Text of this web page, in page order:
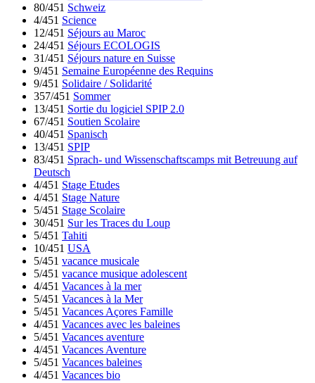
80/451 Schweiz
4/451 Science
12/451 Séjours au Maroc
24/451 Séjours ECOLOGIS
31/451 Séjours nature en Suisse
9/451 Semaine Européenne des Requins
9/451 Solidaire / Solidarité
357/451 Sommer
13/451 Sortie du logiciel SPIP 2.0
67/451 Soutien Scolaire
40/451 Spanisch
13/451 SPIP
83/451 Sprach- und Wissenschaftscamps mit Betreuung auf
Deutsch
4/451 Stage Etudes
4/451 Stage Nature
5/451 Stage Scolaire
30/451 Sur les Traces du Loup
5/451 Tahiti
10/451 USA
5/451 vacance musicale
5/451 vacance musique adolescent
4/451 Vacances à la mer
5/451 Vacances à la Mer
5/451 Vacances Açores Famille
4/451 Vacances avec les baleines
5/451 Vacances aventure
4/451 Vacances Aventure
5/451 Vacances baleines
4/451 Vacances bio